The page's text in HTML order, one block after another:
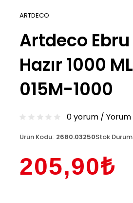
ARTDECO
Artdeco
Hazır 1000
015M-1000
0 yorum/ Yorum
Ürün Kodu: 2680.03250Stok
205,90₺